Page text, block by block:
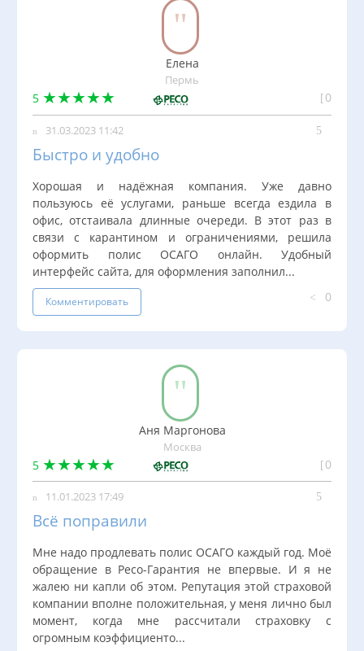
Елена
Пермь
5 0
31.03.2023 11:42
Быстро и удобно
Хорошая и надёжная компания. Уже давно
пользуюсь её услугами, раньше всегда ездила в
офис, отстаивала длинные очереди. В этот раз в
связи с карантином и ограничениями, решила
оформить полис ОСАГО онлайн. Удобный
интерфейс сайта, для оформления заполнил...
Комментировать 0
Аня Маргонова
Москва
5 0
11.01.2023 17:49
Всё поправили
Мне надо продлевать полис ОСАГО каждый год. Моё
обращение в Ресо-Гарантия не впервые. И я не
жалею ни капли об этом. Репутация этой страховой
компании вполне положительная, у меня лично был
момент, когда мне рассчитали страховку с
огромным коэффициенто...